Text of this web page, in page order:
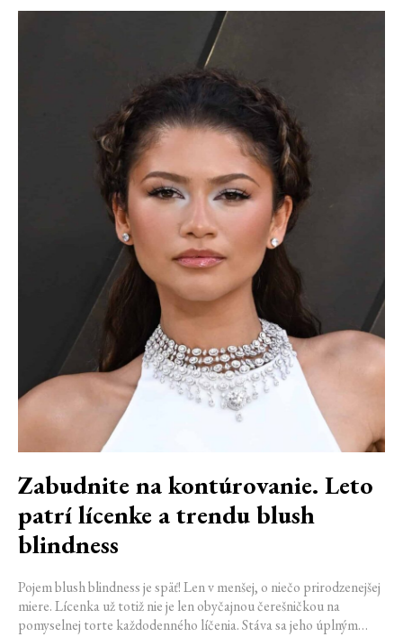
Zabudnite na kontúrovanie. Leto
patrí lícenke a trendu blush
blindness
Pojem blush blindness je späť! Len v menšej, o niečo prirodzenejšej
miere. Lícenka už totiž nie je len obyčajnou čerešničkou na
pomyselnej torte každodenného líčenia. Stáva sa jeho úplným